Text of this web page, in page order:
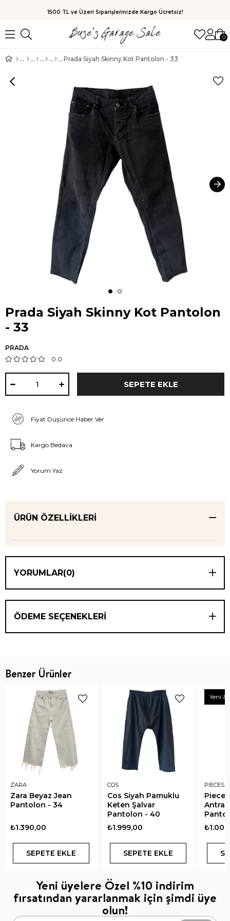
1500 TL ve Üzeri Siparişlerinizde Kargo Ücretsiz!
0
Prada Siyah Skinny Kot Pantolon - 33
Prada Siyah Skinny Kot Pantolon
- 33
PRADA
0.0
Fiyat Düşünce Haber Ver
Kargo Bedava
Yorum Yaz
ÜRÜN ÖZELLIKLERI
YORUMLAR(0)
ÖDEME SEÇENEKLERI
Benzer Ürünler
ZARA
Zara Beyaz Jean
Pantolon - 34
₺1.390,00
SEPETE EKLE
COS
Cos Siyah Pamuklu
Keten Şalvar
Pantolon - 40
₺1.999,00
SEPETE EKLE
PIECES
Yeni &
Yeni üyelere Özel %10 indirim
fırsatından yararlanmak için şimdi üye
olun!